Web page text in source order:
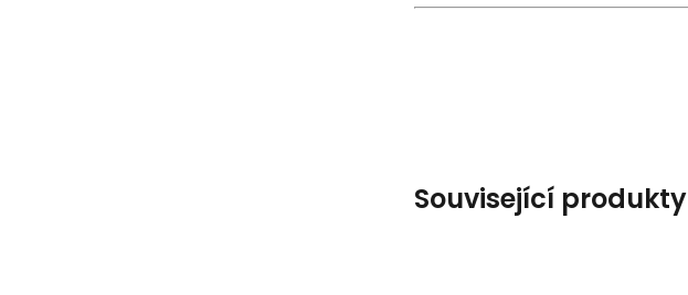
Související produkty